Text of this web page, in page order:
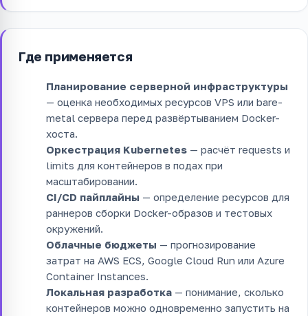
Где применяется
Планирование серверной инфраструктуры
— оценка необходимых ресурсов VPS или bare-
metal сервера перед развёртыванием Docker-
хоста.
Оркестрация Kubernetes — расчёт requests и
limits для контейнеров в подах при
масштабировании.
CI/CD пайплайны — определение ресурсов для
раннеров сборки Docker-образов и тестовых
окружений.
Облачные бюджеты — прогнозирование
затрат на AWS ECS, Google Cloud Run или Azure
Container Instances.
Локальная разработка — понимание, сколько
контейнеров можно одновременно запустить на